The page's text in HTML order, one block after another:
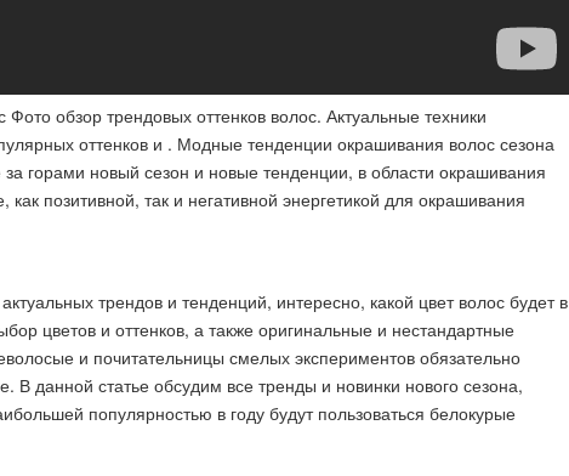
обзор трендовых оттенков волос. Актуальные техники
оттенков и . Модные тенденции окрашивания волос сезона
горами новый сезон и новые тенденции, в области окрашивания
позитивной, так и негативной энергетикой для окрашивания
трендов и тенденций, интересно, какой цвет волос будет в
цветов и оттенков, а также оригинальные и нестандартные
и почитательницы смелых экспериментов обязательно
данной статье обсудим все тренды и новинки нового сезона,
популярностью в году будут пользоваться белокурые